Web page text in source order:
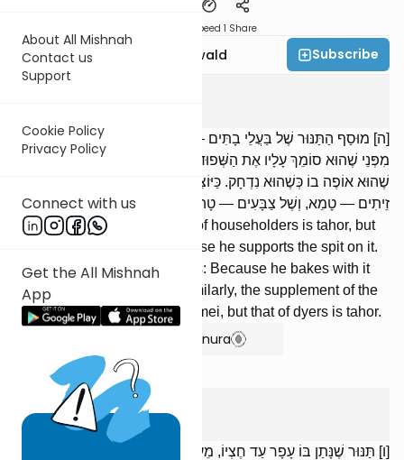
About All Mishnah
Contact us
Support
Cookie Policy
Privacy Policy
Connect with us
Get the All Mishnah
App
Speed 1 Share
Rabbi Yosef Greenwald Subscribe
[ה] מוּסַף הַתַּנּוּר שֶׁל בַּעֲלֵי בָתִּים — טָהוֹר, וְשֶׁל נַחְתּוֹמִין — טָמֵא,
מִפְּנֵי שֶׁהוּא סוֹמֵךְ עָלָיו אֶת הַשְּׁפוּד. רַבִּי יוֹחָנָן הַסַּנְדְּלָר אוֹמֵר: מִפְּנֵי
שֶׁהוּא אוֹפֶה בוֹ כְּשֶׁהוּא נִדְחָק. כַּיּוֹצֵא בוֹ, מוּסַף הַיּוֹרָה שֶׁל שׁוֹלְקֵי
זֵיתִים — טָמֵא, וְשֶׁל צַבָּעִים — טָהוֹר.
The supplement of the oven of householders is tahor, but
that of bakers is tamei, because he supports the spit on it.
R’ Yochanan HaSandlar says: Because he bakes with it
when he is hard pressed. Similarly, the supplement of the
cauldron of olive boilers is tamei, but that of dyers is tahor.
Show Bartenura
Keilim :6
[ו] תַּנּוּר שֶׁנָּתַן בּוֹ עָפָר עַד חֶצְיוֹ, מֵעָפָר וּלְמַטָּן — מִטַּמֵּא בְמַגָּע;